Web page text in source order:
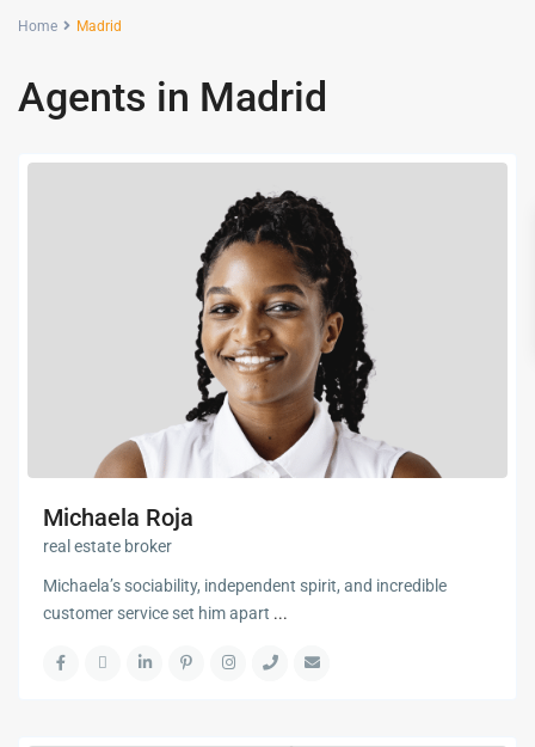
Home Madrid
Agents in Madrid
Michaela Roja
real estate broker
Michaela’s sociability, independent spirit, and incredible
customer service set him apart ...